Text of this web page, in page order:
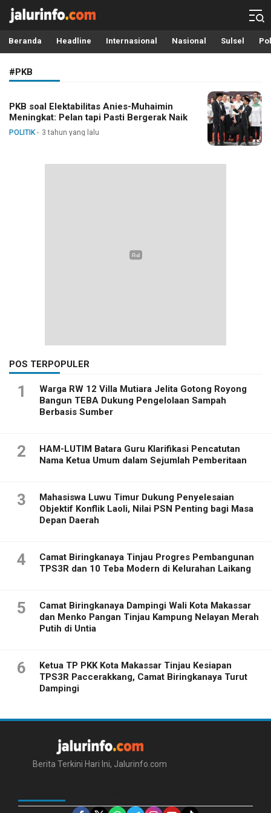
Info Terbaru, Berita Terkini Hari Ini, Jalurinfo.com
Terkini, Akurat dan Terpercaya
Beranda Headline Internasional Nasional Sulsel
#PKB
PKB soal Elektabilitas Anies-Muhaimin
Meningkat: Pelan tapi Pasti Bergerak Naik
POLITIK 3 tahun yang lalu
POS TERPOPULER
1
Warga RW 12 Villa Mutiara Jelita Gotong Royong
Bangun TEBA Dukung Pengelolaan Sampah
Berbasis Sumber
2
HAM-LUTIM Batara Guru Klarifikasi Pencatutan
Nama Ketua Umum dalam Sejumlah Pemberitaan
3
Mahasiswa Luwu Timur Dukung Penyelesaian
Objektif Konflik Laoli, Nilai PSN Penting bagi Masa
Depan Daerah
4
Camat Biringkanaya Tinjau Progres Pembangunan
TPS3R dan 10 Teba Modern di Kelurahan Laikang
5
Camat Biringkanaya Dampingi Wali Kota Makassar
dan Menko Pangan Tinjau Kampung Nelayan Merah
Putih di Untia
6
Ketua TP PKK Kota Makassar Tinjau Kesiapan
TPS3R Paccerakkang, Camat Biringkanaya Turut
Dampingi
Berita Terkini Hari Ini, Jalurinfo.com